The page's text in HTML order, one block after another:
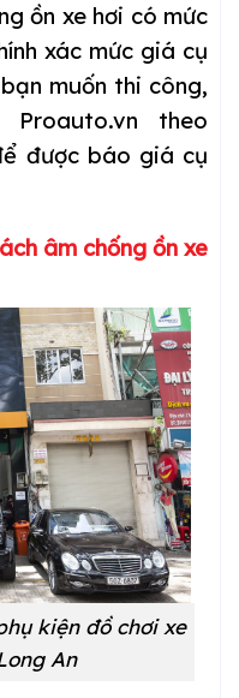
ồn xe hơi có mức
xác mức giá cụ
muốn thi công,
theo
được báo giá cụ
âm chống ồn xe
kiện đồ chơi xe
An